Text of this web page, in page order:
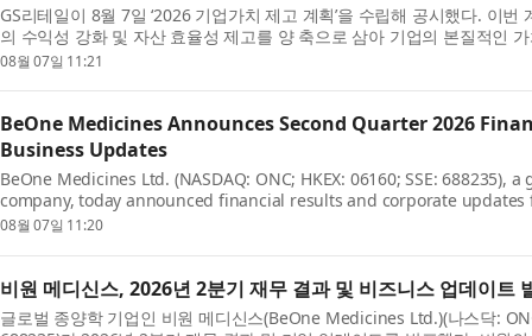
GS리테일이 8월 7일 ‘2026 기업가치 제고 계획’을 수립해 공시했다. 이번
의 수익성 강화 및 자산 효율성 제고를 양 축으로 삼아 기업의 본질적인
원 정책을 강화한다는 것이 ...
08월 07일 11:21
BeOne Medicines Announces Second Quarter 2026
Business Updates
BeOne Medicines Ltd. (NASDAQ: ONC; HKEX: 06160; SSE: 688235),
company, today announced financial results and corporate updates
quarter of 2026. John V. Oyler, Co-Founder, Ch...
08월 07일 11:20
비원 메디신스, 2026년 2분기 재무 결과 및 비즈니스 업데이트
글로벌 종양학 기업인 비원 메디신스(BeOne Medicines Ltd.)(나스닥: